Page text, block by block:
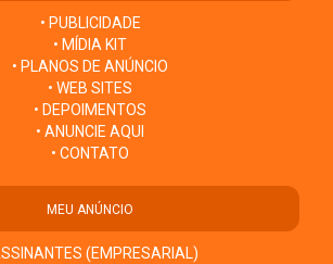
• PUBLICIDADE
• MÍDIA KIT
• PLANOS DE ANÚNCIO
• WEB SITES
• DEPOIMENTOS
• ANUNCIE AQUI
• CONTATO
MEU ANÚNCIO
(EMPRESARIAL)